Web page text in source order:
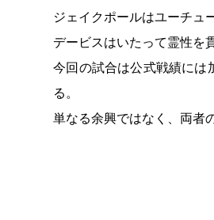
ジェイクポールはユーチュ
デービスはいたって霊性を
今回の試合は公式戦績には
る。
単なる余興ではなく、両者